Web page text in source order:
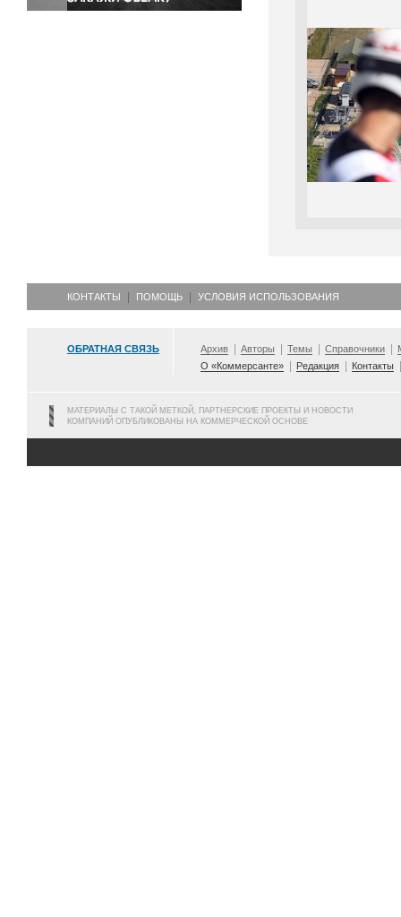
КОНТАКТЫ ПОМОЩЬ УСЛОВИЯ ИСПОЛЬЗОВАНИЯ
ОБРАТНАЯ СВЯЗЬ Архив Авторы Темы Справочники
О «Коммерсанте»
Редакция Контакты
МАТЕРИАЛЫ С ТАКОЙ МЕТКОЙ, ПАРТНЕРСКИЕ ПРОЕКТЫ И НОВОСТИ
КОМПАНИЙ ОПУБЛИКОВАНЫ НА КОММЕРЧЕСКОЙ ОСНОВЕ